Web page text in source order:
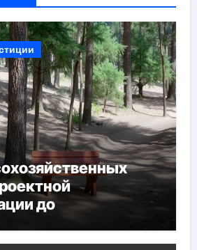
до
и обустройства